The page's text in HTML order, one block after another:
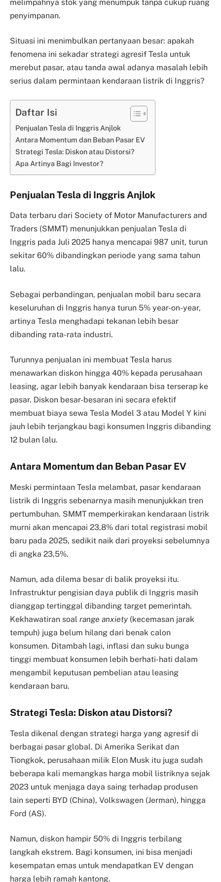
melimpahnya stok yang menumpuk tanpa cukup ruang
penyimpanan.
Situasi ini menimbulkan pertanyaan besar: apakah
fenomena ini sekadar strategi agresif Tesla untuk
merebut pasar, atau tanda awal adanya masalah lebih
serius dalam permintaan kendaraan listrik di Inggris?
Daftar Isi
Penjualan Tesla di Inggris Anjlok
Antara Momentum dan Beban Pasar EV
Strategi Tesla: Diskon atau Distorsi?
Apa Artinya Bagi Investor?
Penjualan Tesla di Inggris Anjlok
Data terbaru dari Society of Motor Manufacturers and
Traders (SMMT) menunjukkan penjualan Tesla di
Inggris pada Juli 2025 hanya mencapai 987 unit, turun
sekitar 60% dibandingkan periode yang sama tahun
lalu.
Sebagai perbandingan, penjualan mobil baru secara
keseluruhan di Inggris hanya turun 5% year-on-year,
artinya Tesla menghadapi tekanan lebih besar
dibanding rata-rata industri.
Turunnya penjualan ini membuat Tesla harus
menawarkan diskon hingga 40% kepada perusahaan
leasing, agar lebih banyak kendaraan bisa terserap ke
pasar. Diskon besar-besaran ini secara efektif
membuat biaya sewa Tesla Model 3 atau Model Y kini
jauh lebih terjangkau bagi konsumen Inggris dibanding
12 bulan lalu.
Antara Momentum dan Beban Pasar EV
Meski permintaan Tesla melambat, pasar kendaraan
listrik di Inggris sebenarnya masih menunjukkan tren
pertumbuhan. SMMT memperkirakan kendaraan listrik
murni akan mencapai 23,8% dari total registrasi mobil
baru pada 2025, sedikit naik dari proyeksi sebelumnya
di angka 23,5%.
Namun, ada dilema besar di balik proyeksi itu.
Infrastruktur pengisian daya publik di Inggris masih
dianggap tertinggal dibanding target pemerintah.
Kekhawatiran soal range anxiety (kecemasan jarak
tempuh) juga belum hilang dari benak calon
konsumen. Ditambah lagi, inflasi dan suku bunga
tinggi membuat konsumen lebih berhati-hati dalam
mengambil keputusan pembelian atau leasing
kendaraan baru.
Strategi Tesla: Diskon atau Distorsi?
Tesla dikenal dengan strategi harga yang agresif di
berbagai pasar global. Di Amerika Serikat dan
Tiongkok, perusahaan milik Elon Musk itu juga sudah
beberapa kali memangkas harga mobil listriknya sejak
2023 untuk menjaga daya saing terhadap produsen
lain seperti BYD (China), Volkswagen (Jerman), hingga
Ford (AS).
Namun, diskon hampir 50% di Inggris terbilang
langkah ekstrem. Bagi konsumen, ini bisa menjadi
kesempatan emas untuk mendapatkan EV dengan
harga lebih ramah kantong.